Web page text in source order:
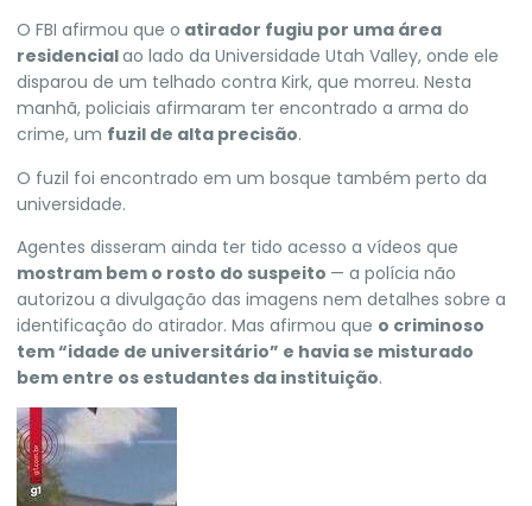
O FBI afirmou que o atirador fugiu por uma área
residencialao lado da Universidade Utah Valley, onde ele
disparou de um telhado contra Kirk, que morreu. Nesta
manhã, policiais afirmaram ter encontrado a arma do
crime, um fuzil de alta precisão.
O fuzil foi encontrado em um bosque também perto da
universidade.
Agentes disseram ainda ter tido acesso a vídeos que
mostram bem o rosto do suspeito — a polícia não
autorizou a divulgação das imagens nem detalhes sobre a
identificação do atirador. Mas afirmou que o criminoso
tem “idade de universitário” e havia se misturado
bem entre os estudantes da instituição.